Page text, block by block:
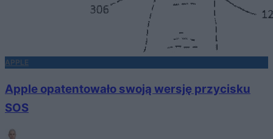
APPLE
Apple opatentowało swoją wersję przycisku
SOS